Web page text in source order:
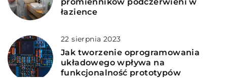
łazience
22 sierpnia 2023
Jak tworzenie oprogramowania
układowego wpływa na
funkcjonalność prototypów